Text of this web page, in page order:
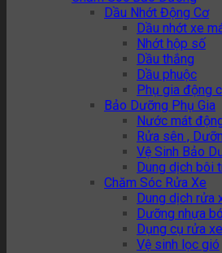
Dầu Nhớt Động Cơ
Dầu nhớt xe
Nhớt hộp số
Dầu thắng
Dầu phuộc
Phụ gia động
Bảo Dưỡng Phụ Gia
Nước mát
Rửa sên ,
Vệ Sinh Bảo
Dung dịch bôi
Chăm Sóc Rửa Xe
Dung dịch rửa
Dưỡng nhựa
Dụng cụ rửa xe
Vệ sinh lọc gió